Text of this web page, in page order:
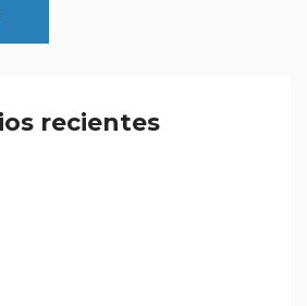
recientes